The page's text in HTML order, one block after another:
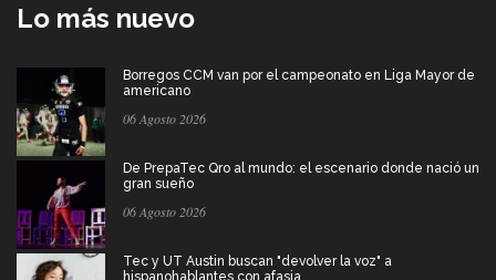
Lo más nuevo
Borregos CCM van por el campeonato en Liga Mayor de
americano
06 Agosto 2026
De PrepaTec Qro al mundo: el escenario donde nació un
gran sueño
06 Agosto 2026
Tec y UT Austin buscan "devolver la voz" a
hispanohablantes con afasia